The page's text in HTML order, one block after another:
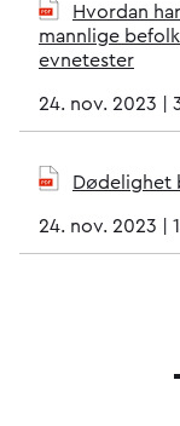
Hvordan
mannlige
evnetester
24. nov. 2023
Dødelighet
24. nov. 2023